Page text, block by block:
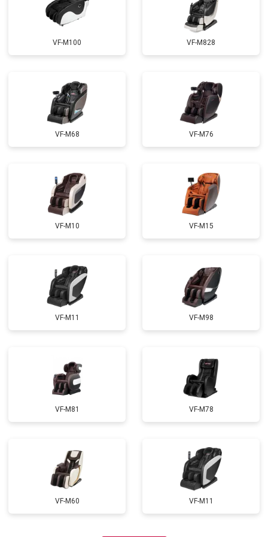
Ремонт пульта управления от 4200 ₽ Заказать
от 3900 ₽
Ремонт сканера от 4800 ₽ Заказать
Ремонт купюроприемника
Замена сетевого трансформатора от 4500 ₽ Заказать
Ремонт микро-лифта от 5500 ₽
VF-M100 VF-M828
VF-M68 VF-M76
VF-M10 VF-M15
VF-M11 VF-M98
VF-M81 VF-M78
VF-M60 VF-M11